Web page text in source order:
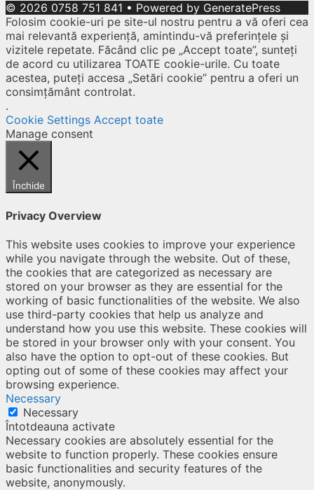
© 2026 0758 751 841 • Powered by GeneratePress
Folosim cookie-uri pe site-ul nostru pentru a vă oferi cea
mai relevantă experiență, amintindu-vă preferințele și
vizitele repetate. Făcând clic pe „Accept toate”, sunteți
de acord cu utilizarea TOATE cookie-urile. Cu toate
acestea, puteți accesa „Setări cookie” pentru a oferi un
consimțământ controlat.
.
Cookie Settings Accept toate
Manage consent
Închide
Privacy Overview
This website uses cookies to improve your experience
while you navigate through the website. Out of these,
the cookies that are categorized as necessary are
stored on your browser as they are essential for the
working of basic functionalities of the website. We also
use third-party cookies that help us analyze and
understand how you use this website. These cookies will
be stored in your browser only with your consent. You
also have the option to opt-out of these cookies. But
opting out of some of these cookies may affect your
browsing experience.
Necessary
Necessary
Întotdeauna activate
Necessary cookies are absolutely essential for the
website to function properly. These cookies ensure
basic functionalities and security features of the
website, anonymously.